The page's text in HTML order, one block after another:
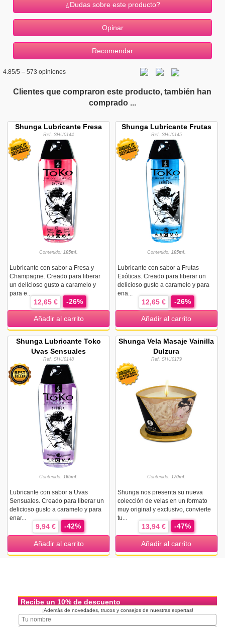
¿Dudas sobre este producto?
4.85/5 – 573 opiniones
Clientes que compraron este producto, también han
comprado ...
Shunga Lubricante Fresa
Ref. SHU0144
Contenido:165ml.
Lubricante con sabor a Fresa y
Champagne. Creado para liberar
un delicioso gusto a caramelo y
para e...
12,65 € -26%
Añadir al carrito
Shunga Lubricante Frutas
Ref. SHU0145
Contenido: 165ml.
Lubricante con sabor a Frutas
Exóticas. Creado para liberar un
delicioso gusto a caramelo y para
ena...
12,65 € -26%
Añadir al carrito
Shunga Lubricante Toko
Uvas Sensuales
Ref. SHU0148
Contenido:165ml.
Lubricante con sabor a Uvas
Sensuales. Creado para liberar un
delicioso gusto a caramelo y para
enar...
9,94 € -42%
Añadir al carrito
Shunga Vela Masaje Vainilla
Dulzura
Ref. SHU0179
Contenido: 170ml.
Shunga nos presenta su nueva
colección de velas en un formato
muy original y exclusivo, convierte
tu...
13,94 € -47%
Añadir al carrito
Recibe un 10% de descuento
¡Además de novedades, trucos y consejos de nuestras expertas!